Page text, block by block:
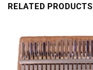
RELATED PRODUCTS